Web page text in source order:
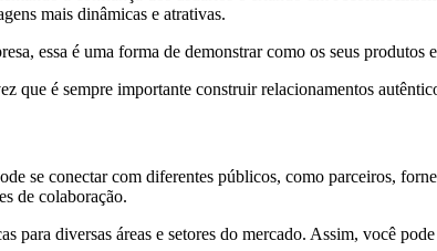
mais dinâmicas e atrativas.
essa é uma forma de demonstrar como os seus
que é sempre importante construir relacionamentos
se conectar com diferentes públicos, como parceiros,
de colaboração.
para diversas áreas e setores do mercado. Assim, você